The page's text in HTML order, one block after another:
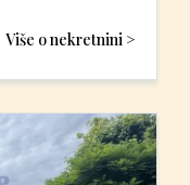
Više o nekretnini >